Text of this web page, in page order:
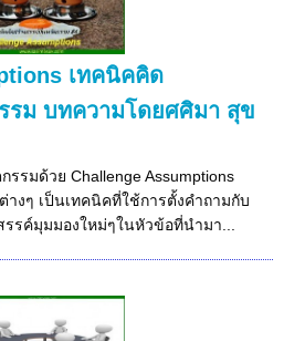
เทคนิคคิด
รม บทความโดยศศิมา สุข
รมด้วย Challenge Assumptions
งๆ เป็นเทคนิคที่ใช้การตั้งคำถามกับ
รค์มุมมองใหม่ๆในหัวข้อที่นำมา...